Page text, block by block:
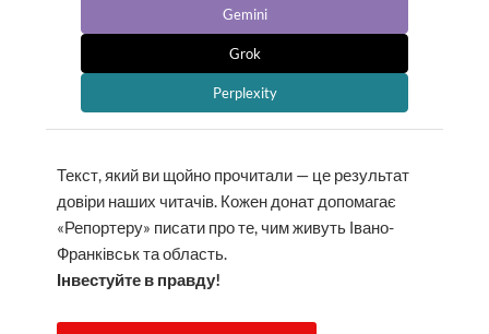
Gemini
Grok
Perplexity
Текст, який ви щойно прочитали — це результат
довіри наших читачів. Кожен донат допомагає
«Репортеру» писати про те, чим живуть Івано-
Франківськ та область.
Інвестуйте в правду!